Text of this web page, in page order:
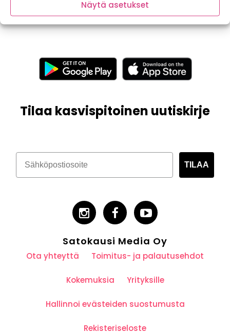
Näytä asetukset
Tilaa kasvispitoinen uutiskirje
TILAA
Satokausi Media Oy
Ota yhteyttä Toimitus- ja palautusehdot
Kokemuksia Yrityksille
Hallinnoi evästeiden suostumusta
Rekisteriseloste